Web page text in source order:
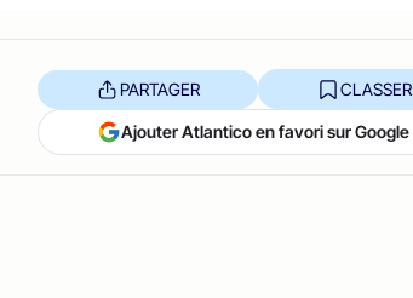
PARTAGER CLASSER
Ajouter Atlantico en favori sur Google